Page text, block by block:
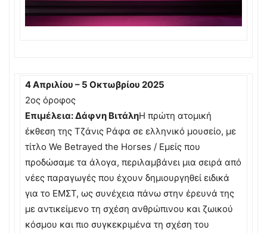
4 Απριλίου – 5 Οκτωβρίου 2025
2ος όροφος
Επιμέλεια: Δάφνη ΒιτάληΗ πρώτη ατομική
έκθεση της Τζάνις Ράφα σε ελληνικό μουσείο, με
τίτλο We Betrayed the Horses / Εμείς που
προδώσαμε τα άλογα, περιλαμβάνει μια σειρά από
νέες παραγωγές που έχουν δημιουργηθεί ειδικά
για το EMΣΤ, ως συνέχεια πάνω στην έρευνά της
με αντικείμενο τη σχέση ανθρώπινου και ζωικού
κόσμου και πιο συγκεκριμένα τη σχέση του